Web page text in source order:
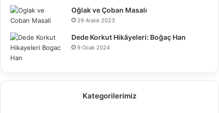
Oğlak ve Çoban Masalı
29 Aralık 2023
Dede Korkut Hikâyeleri: Boğaç Han
9 Ocak 2024
Kategorilerimiz